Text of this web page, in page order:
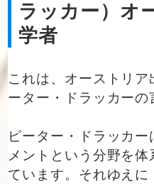
ラッカー）オ
学者
これは、オーストリ
ーター・ドラッカーの
ピーター・ドラッカ
メントという分野を
ています。それゆえに